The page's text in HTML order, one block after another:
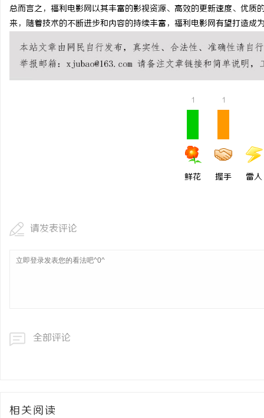
总而言之，福利电影网以其丰富的影视资源、高效的更新速度、优
来，随着技术的不断进步和内容的持续丰富，福利电影网有望打造成
1
鲜花
1
握手 雷人
请发表评论
全部评论
相关阅读
汉配眼镜 上海配眼镜 武汉配眼镜 上海配眼镜